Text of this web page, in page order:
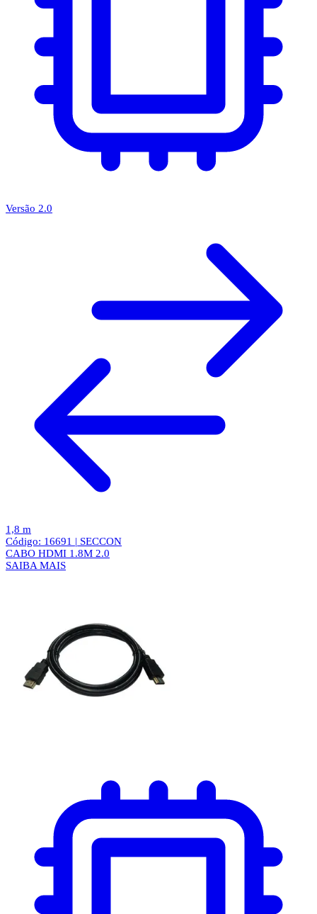
Versão 2.0
1,8 m
Código: 16691 | SECCON
CABO HDMI 1.8M 2.0
SAIBA MAIS